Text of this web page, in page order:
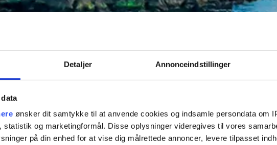
Detaljer Annonceindstillinger
ønsker dit samtykke til at anvende cookies og indsamle persondata om
og marketingformål. Disse oplysninger videregives til vores
på din enhed for at vise dig målrettede annoncer, levere tilpasset